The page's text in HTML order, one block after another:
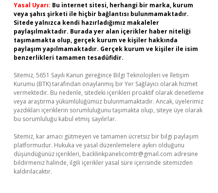
Yasal Uyarı: Bu internet sitesi, herhangi bir marka, kurum
veya şahıs şirketi ile hiçbir bağlantısı bulunmamaktadır.
Sitede yalnızca kendi hazırladığımız makaleler
paylaşılmaktadır. Burada yer alan içerikler haber niteliği
taşımamakta olup, gerçek kurum ve kişiler hakkında
paylaşım yapılmamaktadır. Gerçek kurum ve kişiler ile isim
benzerlikleri tamamen tesadüfidir.
Sitemiz, 5651 Sayılı Kanun gereğince Bilgi Teknolojileri ve İletişim
Kurumu (BTK) tarafından onaylanmış bir Yer Sağlayıcı olarak hizmet
vermektedir. Bu nedenle, sitedeki içerikleri proaktif olarak denetleme
veya araştırma yükümlülüğümüz bulunmamaktadır. Ancak, üyelerimiz
yazdıkları içeriklerin sorumluluğunu taşımakta olup, siteye üye olarak
bu sorumluluğu kabul etmiş sayılırlar.
Sitemiz, kar amacı gütmeyen ve tamamen ücretsiz bir bilgi paylaşım
platformudur. Hukuka ve yasal düzenlemelere aykırı olduğunu
düşündüğünüz içerikleri, backlinkpanelicomtr@gmail.com adresine
bildirmeniz halinde, ilgili içerikler yasal süre içerisinde sitemizden
kaldırılacaktır.